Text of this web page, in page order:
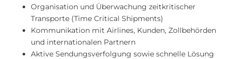
Organisation und Überwachung zeitkritischer
Transporte (Time Critical Shipments)
Kommunikation mit Airlines, Kunden, Zollbehörden
und internationalen Partnern
Aktive Sendungsverfolgung sowie schnelle Lösung